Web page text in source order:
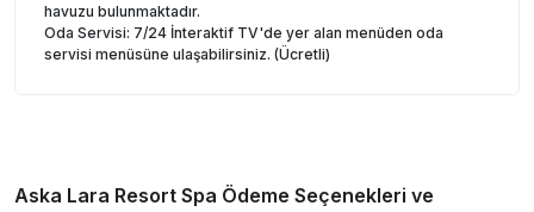
havuzu bulunmaktadır.
Oda Servisi: 7/24 İnteraktif TV'de yer alan menüden oda
servisi menüsüne ulaşabilirsiniz. (Ücretli)
Aska Lara Resort Spa Ödeme Seçenekleri ve